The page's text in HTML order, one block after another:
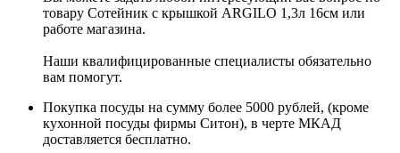
товару Сотейник с крышкой ARGILO 1,3л 16см или
работе магазина.
Наши квалифицированные специалисты обязательно
вам помогут.
Покупка посуды на сумму более 5000 рублей, (кроме
кухонной посуды фирмы Ситон), в черте МКАД
доставляется бесплатно.